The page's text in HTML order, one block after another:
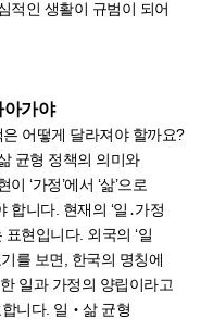
적인 생활이 규범이 되어
아가야
어떻게 달라져야 할까요?
균형 정책의 의미와
‘가정’에서 ‘삶’으로
합니다. 현재의 ‘일․가정
현입니다. 외국의 ‘일
를 보면, 한국의 명칭에
일과 가정의 양립이라고
합니다. 일‧삶 균형